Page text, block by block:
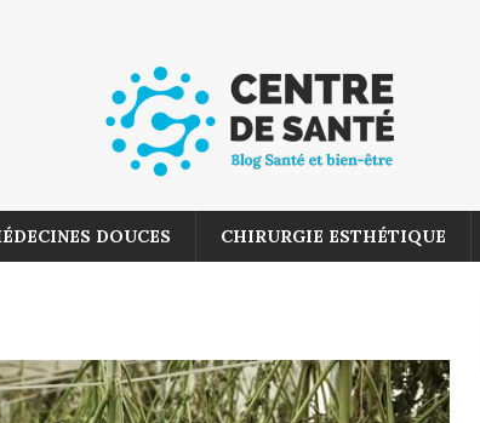
DOUCES CHIRURGIE ESTHÉTIQUE